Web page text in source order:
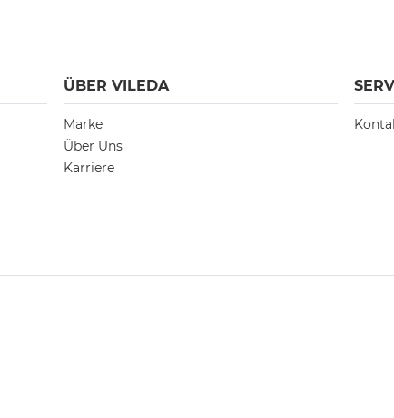
ÜBER VILEDA
Marke
Über Uns
Karriere